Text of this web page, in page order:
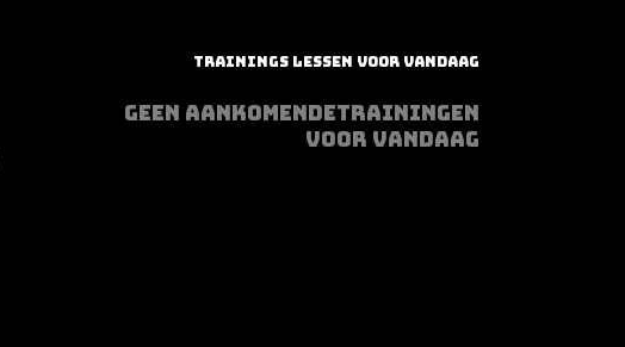
TRAININGS LESSEN VOOR VANDAAG
GEEN AANKOMENDETRAININGEN
VOOR VANDAAG